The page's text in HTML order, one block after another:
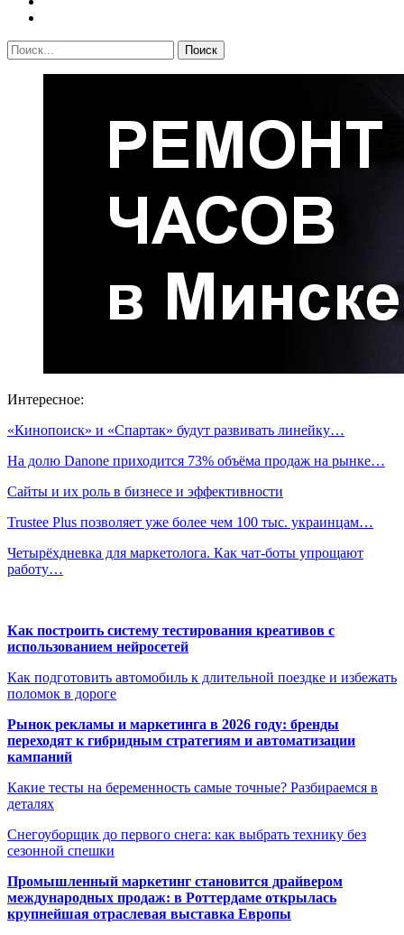
Интересное:
«Кинопоиск» и «Спартак» будут развивать линейку…
На долю Danone приходится 73% объёма продаж на рынке…
Сайты и их роль в бизнесе и эффективности
Trustee Plus позволяет уже более чем 100 тыс. украинцам…
Четырёхдневка для маркетолога. Как чат-боты упрощают
работу…
Как построить систему тестирования креативов с
использованием нейросетей
Как подготовить автомобиль к длительной поездке и избежать
поломок в дороге
Рынок рекламы и маркетинга в 2026 году: бренды
переходят к гибридным стратегиям и автоматизации
кампаний
Какие тесты на беременность самые точные? Разбираемся в
деталях
Снегоуборщик до первого снега: как выбрать технику без
сезонной спешки
Промышленный маркетинг становится драйвером
международных продаж: в Роттердаме открылась
крупнейшая отраслевая выставка Европы